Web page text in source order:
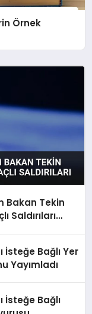
Örnek
Bakan Tekin
Saldırıları
İsteğe Bağlı Yer
Yayımladı
İsteğe Bağlı